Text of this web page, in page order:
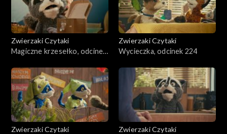
Zwierzaki Czytaki
Magiczne krzesełko, odcinek
Zwierzaki Czytaki
Wycieczka, odcinek 224
Zwierzaki Czytaki
Zwierzaki Czytaki